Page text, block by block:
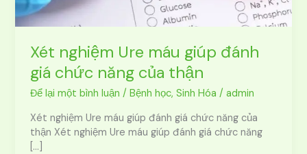
Xét nghiệm Ure máu giúp đánh
giá chức năng của thận
Để lại một bình luận /Bệnh học,Sinh Hóa /admin
Xét nghiệm Ure máu giúp đánh giá chức năng của
thận Xét nghiệm Ure máu giúp đánh giá chức năng
[…]
thận